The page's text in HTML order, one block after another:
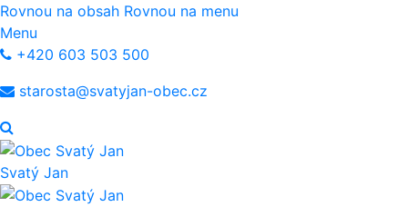
Rovnou na obsah Rovnou na menu
Menu
+420 603 503 500
starosta@svatyjan-obec.cz
Svatý Jan